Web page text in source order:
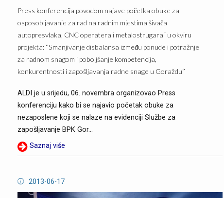
Press konferencija povodom najave početka obuke za
osposobljavanje za rad na radnim mjestima šivača
autopresvlaka, CNC operatera i metalostrugara“ u okviru
projekta: ‘’Smanjivanje disbalansa između ponude i potražnje
za radnom snagom i poboljšanje kompetencija,
konkurentnosti i zapošljavanja radne snage u Goraždu‘’
ALDI je u srijedu, 06. novembra organizovao Press
konferenciju kako bi se najavio početak obuke za
nezaposlene koji se nalaze na evidenciji Službe za
zapošljavanje BPK Gor...
Saznaj više
2013-06-17